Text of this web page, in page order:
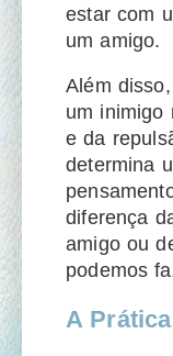
estar com
um amigo.
Além
um inimigo
e da
determina
diferença
amigo ou
podemos
A